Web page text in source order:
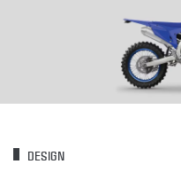
DESIGN